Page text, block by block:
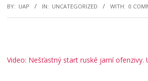
BY: UAP IN: UNCATEGORIZED WITH: 0
Video: Nešťastný start ruské jarní